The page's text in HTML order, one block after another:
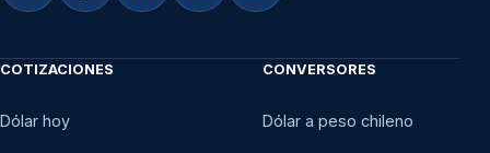
COTIZACIONES
Dólar hoy
CONVERSORES
Dólar a peso chileno